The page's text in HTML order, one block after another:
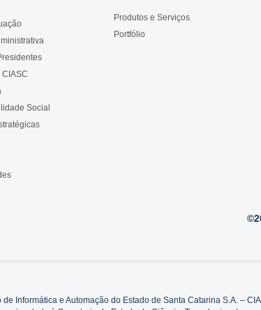
CIASC
Social
Produtos e Serviços
Portfólio
de Informática e Automação do Estado de Santa Catarina S.A. –